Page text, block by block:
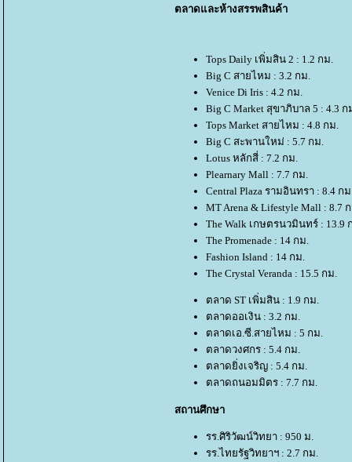
ตลาดและห้างสรรพสินค้า
Tops Daily เพิ่มสิน 2 : 1.2 กม.
Big C สายไหม : 3.2 กม.
Venice Di Iris : 4.2 กม.
Big C Market สุขาภิบาล 5 : 4.3 ก
Tops Market สายไหม : 4.8 กม.
Big C สะพานใหม่ : 5.7 กม.
Lotus หลักสี่ : 7.2 กม.
Plearnary Mall : 7.7 กม.
Central Plaza รามอินทรา : 8.4 ก
MT Arena & Lifestyle Mall : 8.7
The Walk เกษตรนวมินทร์ : 13.9
The Promenade : 14 กม.
Fashion Island : 14 กม.
The Crystal Veranda : 15.5 กม.
ตลาด ST เพิ่มสิน : 1.9 กม.
ตลาดออเงิน : 3.2 กม.
ตลาดเอ.ซี.สายไหม : 5 กม.
ตลาดวงศกร : 5.4 กม.
ตลาดยิ่งเจริญ : 5.4 กม.
ตลาดถนอมมิตร : 7.7 กม.
สถานศึกษา
รร.ศิริวัฒน์วิทยา : 950 ม.
รร.ไทยรัฐวิทยาฯ : 2.7 กม.